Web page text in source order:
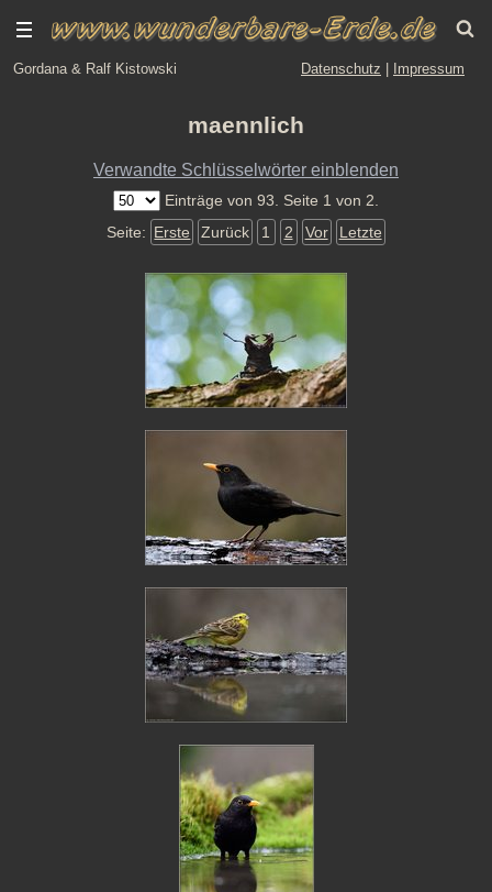
Gordana & Ralf Kistowski Datenschutz Impressum
maennlich
Verwandte Schlüsselwörter einblenden
Einträge von 93. Seite 1 von 2.
Seite: Erste Zurück 1 2 Vor Letzte